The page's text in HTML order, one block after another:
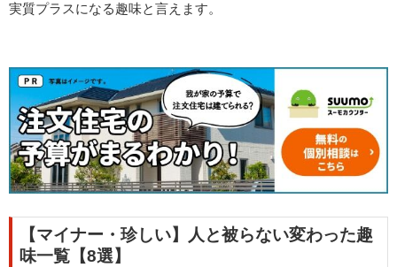
実質プラスになる趣味と言えます。
【マイナー・珍しい】人と被らない変わった趣
味一覧【8選】